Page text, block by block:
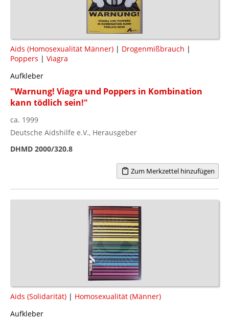
Aids (Homosexualität Männer) | Drogenmißbrauch |
Poppers | Viagra
Aufkleber
"Warnung! Viagra und Poppers in Kombination
kann tödlich sein!"
ca. 1999
Deutsche Aidshilfe e.V., Herausgeber
DHMD 2000/320.8
Zum Merkzettel hinzufügen
Aids (Solidarität) | Homosexualität (Männer)
Aufkleber